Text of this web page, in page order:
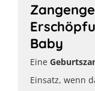
Baby
Eine
Einsatz, wenn